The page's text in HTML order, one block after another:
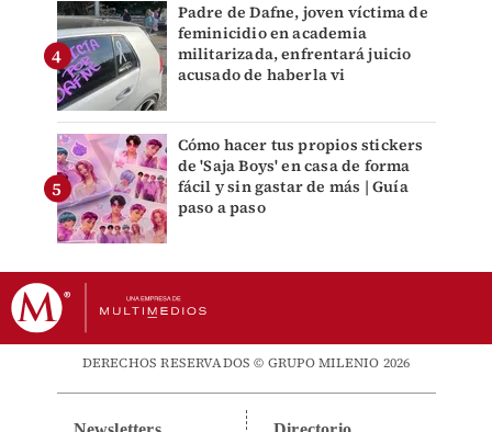
Padre de Dafne, joven víctima de
feminicidio en academia
militarizada, enfrentará juicio
acusado de haberla vi
Cómo hacer tus propios stickers
de 'Saja Boys' en casa de forma
fácil y sin gastar de más | Guía
paso a paso
DERECHOS RESERVADOS © GRUPO MILENIO 2026